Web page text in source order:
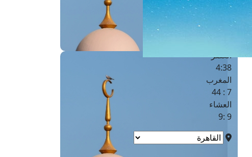
الشروق
العصر
4:38
المغرب
7 : 44
العشاء
9 :9